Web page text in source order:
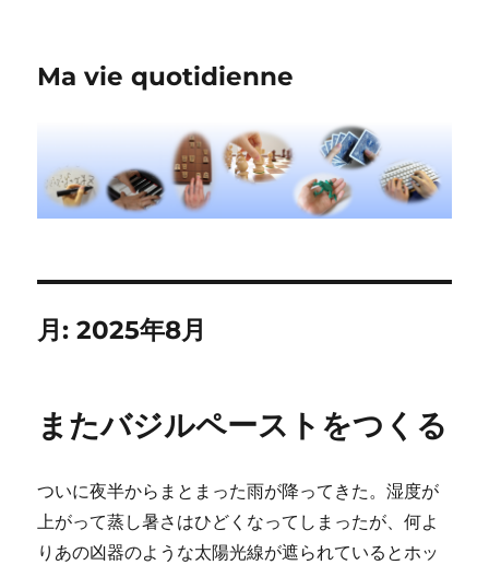
Ma vie quotidienne
月:2025年8月
またバジルペーストをつくる
ついに夜半からまとまった雨が降ってきた。湿度が
上がって蒸し暑さはひどくなってしまったが、何よ
りあの凶器のような太陽光線が遮られているとホッ